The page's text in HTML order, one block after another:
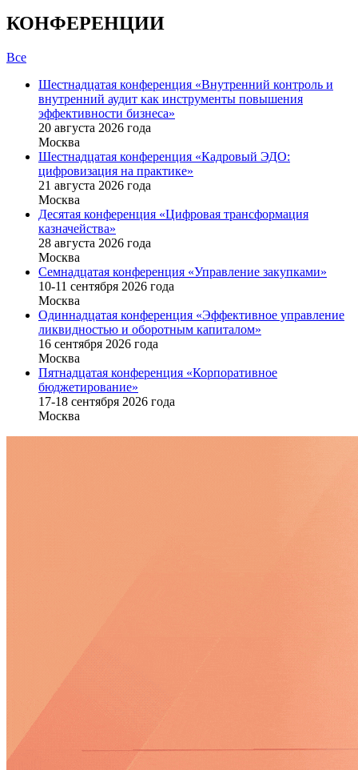
КОНФЕРЕНЦИИ
Все
Шестнадцатая конференция «Внутренний контроль и
внутренний аудит как инструменты повышения
эффективности бизнеса»
20 августа 2026 года
Москва
Шестнадцатая конференция «Кадровый ЭДО:
цифровизация на практике»
21 августа 2026 года
Москва
Десятая конференция «Цифровая трансформация
казначейства»
28 августа 2026 года
Москва
Семнадцатая конференция «Управление закупками»
10-11 сентября 2026 года
Москва
Одиннадцатая конференция «Эффективное управление
ликвидностью и оборотным капиталом»
16 cентября 2026 года
Москва
Пятнадцатая конференция «Корпоративное
бюджетирование»
17-18 сентября 2026 года
Москва